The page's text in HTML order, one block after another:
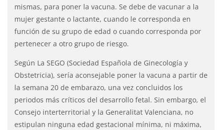
mismas, para poner la vacuna. Se debe de vacunar a la
mujer gestante o lactante, cuando le corresponda en
función de su grupo de edad o cuando corresponda por
pertenecer a otro grupo de riesgo.
Según La SEGO (Sociedad Española de Ginecología y
Obstetricia), sería aconsejable poner la vacuna a partir de
la semana 20 de embarazo, una vez concluidos los
periodos más críticos del desarrollo fetal. Sin embargo, el
Consejo interterritorial y la Generalitat Valenciana, no
estipulan ninguna edad gestacional mínima, ni máxima,